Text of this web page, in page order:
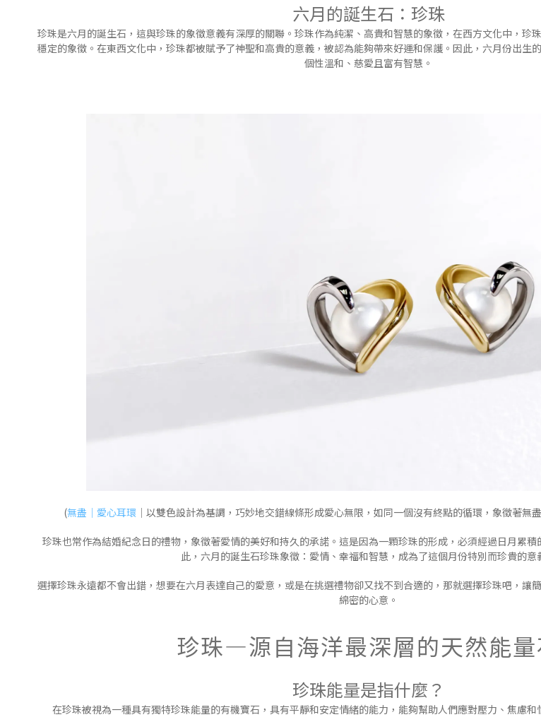
六月的誕生石：珍珠
珍珠是六月的誕生石，這與珍珠的象徵意義有深厚的關聯。珍珠作為純潔、高貴和智慧的象徵，在西方文化中，珍
穩定的象徵。在東西文化中，珍珠都被賦予了神聖和高貴的意義，被認為能夠帶來好運和保護。因此，六月份出生
個性溫和、慈愛且富有智慧。
(無盡｜愛心耳環 ｜以雙色設計為基調，巧妙地交錯線條形成愛心無限，如同一個沒有終點的循環，象徵著無
珍珠也常作為結婚紀念日的禮物，象徵著愛情的美好和持久的承諾。這是因為一顆珍珠的形成，必須經過日月累
此，六月的誕生石珍珠象徵：愛情、幸福和智慧，成為了這個月份特別而珍貴的意
選擇珍珠永遠都不會出錯，想要在六月表達自己的愛意，或是在挑選禮物卻又找不到合適的，那就選擇珍珠吧，讓
綿密的心意。
珍珠—源自海洋最深層的天然能量
珍珠能量是指什麼？
在珍珠被視為一種具有獨特珍珠能量的有機寶石，具有平靜和安定情緒的能力，能夠幫助人們應對壓力、焦慮和